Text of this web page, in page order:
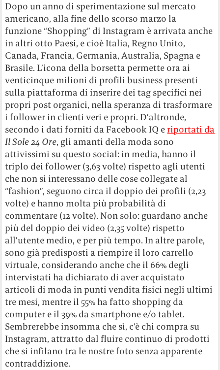
Dopo un anno di sperimentazione sul mercato
americano, alla fine dello scorso marzo la
funzione “Shopping” di Instagram è arrivata anche
in altri otto Paesi, e cioè Italia, Regno Unito,
Canada, Francia, Germania, Australia, Spagna e
Brasile. L’icona della borsetta permette ora ai
venticinque milioni di profili business presenti
sulla piattaforma di inserire dei tag specifici nei
propri post organici, nella speranza di trasformare
i follower in clienti veri e propri. D’altronde,
secondo i dati forniti da Facebook IQ e riportati da
Il Sole 24 Ore, gli amanti della moda sono
attivissimi su questo social: in media, hanno il
triplo dei follower (3,63 volte) rispetto agli utenti
che non si interessano delle cose collegate al
“fashion”, seguono circa il doppio dei profili (2,23
volte) e hanno molta più probabilità di
commentare (12 volte). Non solo: guardano anche
più del doppio dei video (2,35 volte) rispetto
all’utente medio, e per più tempo. In altre parole,
sono già predisposti a riempire il loro carrello
virtuale, considerando anche che il 66% degli
intervistati ha dichiarato di aver acquistato
articoli di moda in punti vendita fisici negli ultimi
tre mesi, mentre il 55% ha fatto shopping da
computer e il 39% da smartphone e/o tablet.
Sembrerebbe insomma che sì, c’è chi compra su
Instagram, attratto dal fluire continuo di prodotti
che si infilano tra le nostre foto senza apparente
contraddizione.